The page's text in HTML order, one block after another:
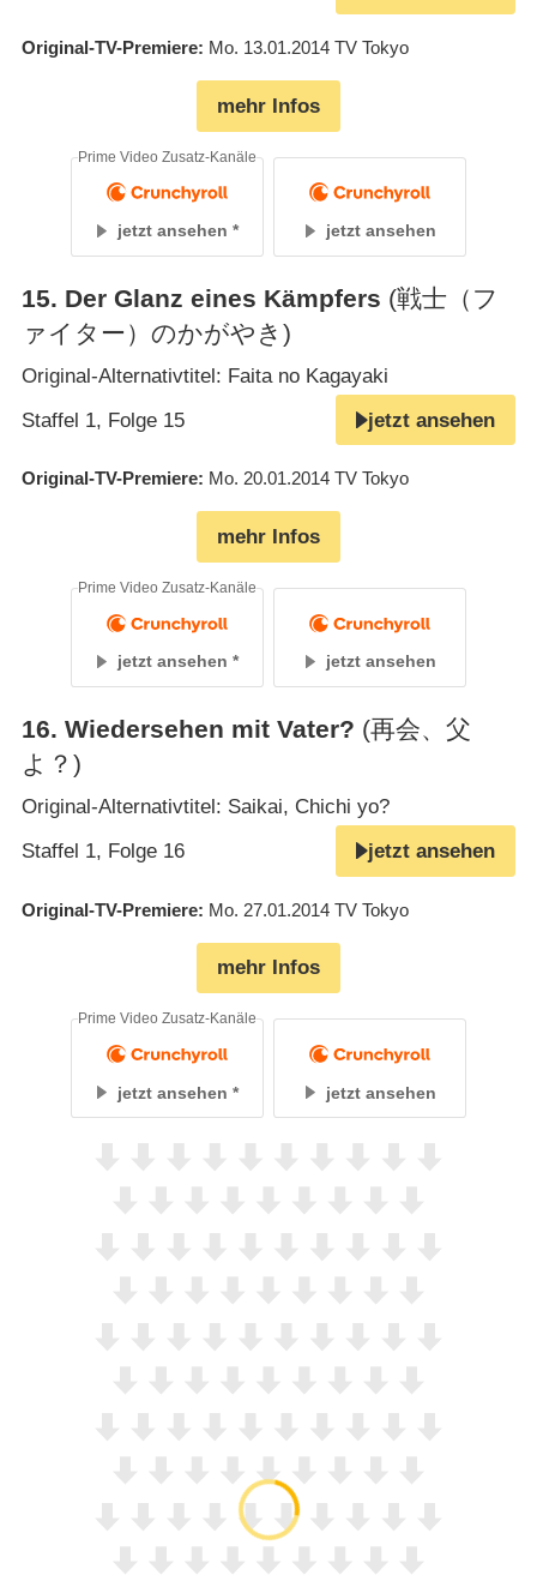
Original-TV-Premiere Mo. 13.01.2014 TV Tokyo
mehr Infos
jetzt ansehen
Prime Video Zusatz-Kanäle
jetzt ansehen
15. Der Glanz eines Kämpfers (戦士（フ
ァイター）のかがやき)
Original-Alternativtitel: Faita no Kagayaki
Staffel 1, Folge 15
jetzt ansehen
Original-TV-Premiere Mo. 20.01.2014 TV Tokyo
mehr Infos
jetzt ansehen
Prime Video Zusatz-Kanäle
jetzt ansehen
16. Wiedersehen mit Vater? (再会、父
よ？)
Original-Alternativtitel: Saikai, Chichi yo?
Staffel 1, Folge 16
jetzt ansehen
Original-TV-Premiere Mo. 27.01.2014 TV Tokyo
mehr Infos
jetzt ansehen
Prime Video Zusatz-Kanäle
jetzt ansehen